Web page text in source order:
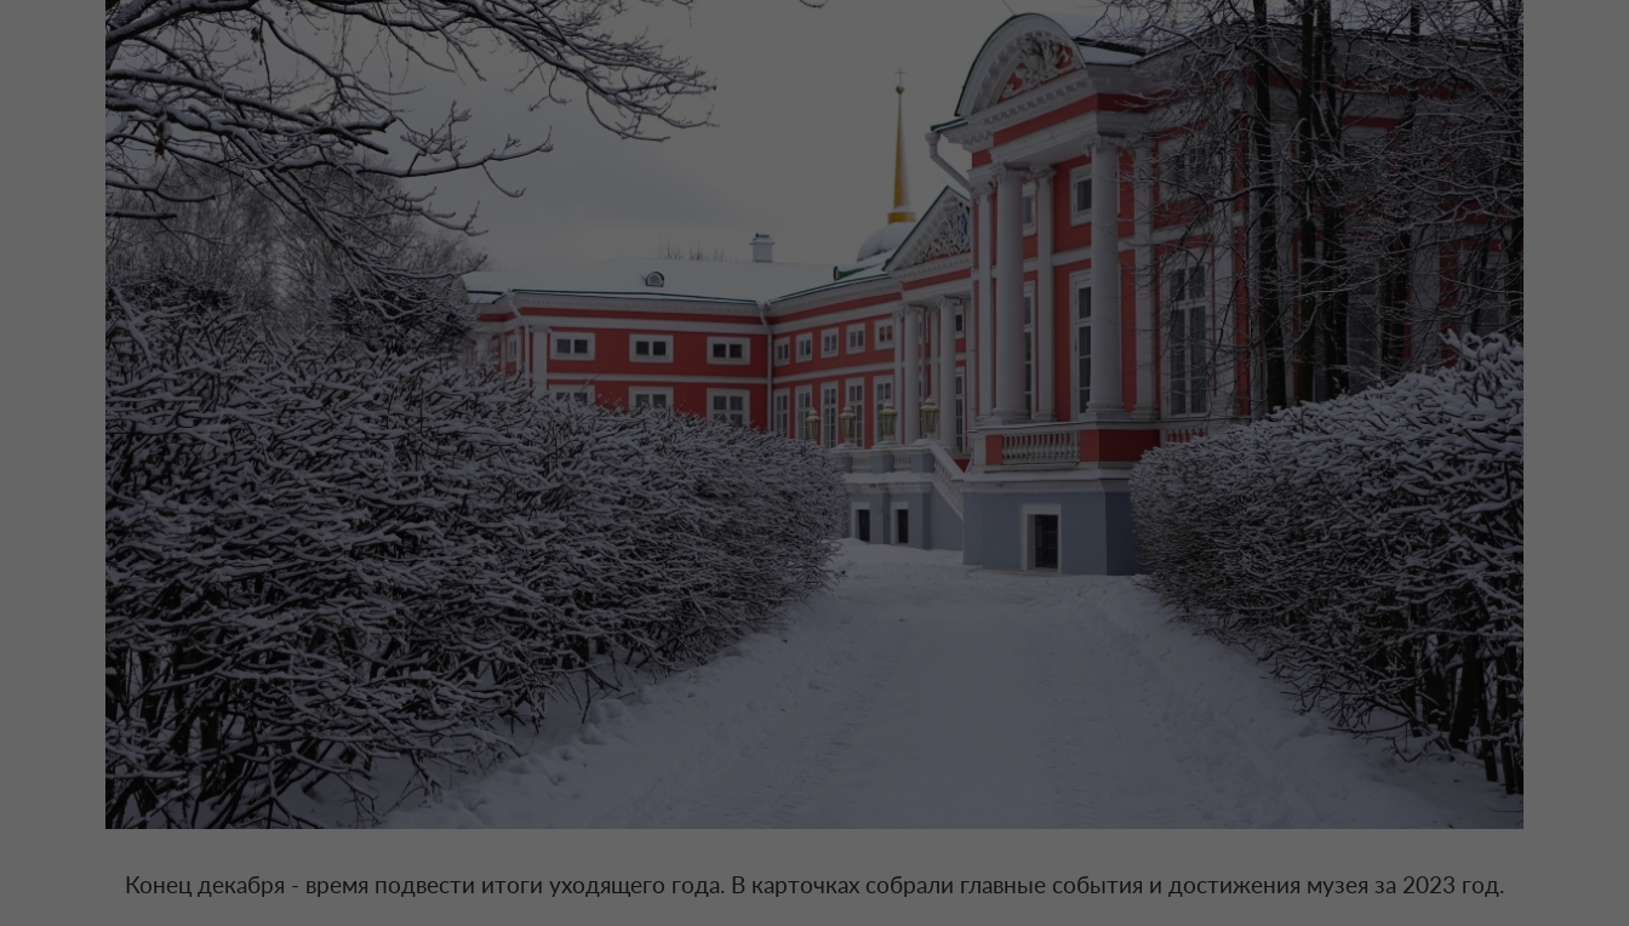
Конец декабря - время подвести итоги уходящего года. В карточках собрали главные события и достижения музея за 2023 год.